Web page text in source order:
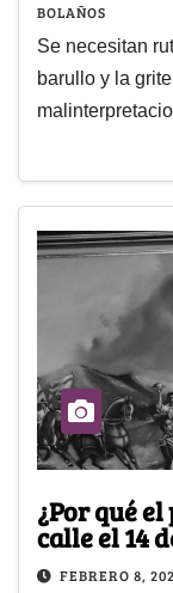
BOLAÑOS
Se necesitan
barullo y la
¿Por qué
calle el 14
FEBRERO 8,